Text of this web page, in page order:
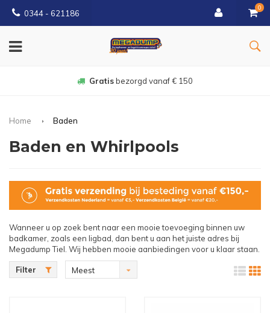
0344 - 621186
0
Gratisbezorgd vanaf € 150
Home Baden
Baden en Whirlpools
Wanneer u op zoek bent naar een mooie toevoeging binnen uw
badkamer, zoals een ligbad, dan bent u aan het juiste adres bij
Megadump Tiel. Wij hebben mooie aanbiedingen voor u klaar staan.
Filter
Meest